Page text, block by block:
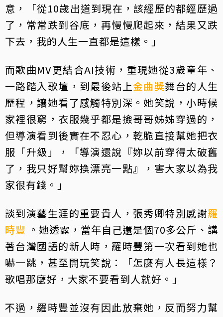
意，「從10歲出道到現在，該經歷的都經歷過
了，常常跌到谷底，再慢慢爬起來，結果又跌
下去，我的人生一直都是這樣。」
而歌曲MV更結合AI技術，重現她從3歲童年、
一路踏入歌壇，到最後站上金曲獎舞台的人生
歷程，讓她看了感觸特別深。她笑說，小時候
家裡很窮，衣服幾乎都是撿哥哥姊姊穿過的，
但導演看到後實在不忍心，乾脆直接幫她把衣
服「升級」，「導演還說『妳以前穿得太破舊
了，我只好幫妳換漂亮一點』，害大家以為我
家很有錢。」
談到演藝生涯的重要貴人，張秀卿特別感謝羅
時豐 。她透露，當年自己還是個70多公斤、講
著台灣國語的新人時，羅時豐第一次看到她也
嚇一跳，甚至開玩笑說：「怎麼有人長這樣？
歌唱那麼好，大家不要看到人就好。」
不過，羅時豐並沒有因此放棄她，反而努力幫